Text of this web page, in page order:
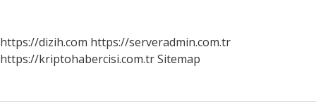
https://dizih.com https://serveradmin.com.tr
https://kriptohabercisi.com.trSitemap